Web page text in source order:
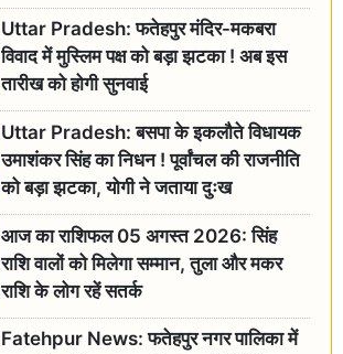
Uttar Pradesh: फतेहपुर मंदिर-मकबरा
विवाद में मुस्लिम पक्ष को बड़ा झटका ! अब इस
तारीख को होगी सुनवाई
Uttar Pradesh: बसपा के इकलौते विधायक
उमाशंकर सिंह का निधन ! पूर्वांचल की राजनीति
को बड़ा झटका, योगी ने जताया दुःख
आज का राशिफल 05 अगस्त 2026: सिंह
राशि वालों को मिलेगा सम्मान, तुला और मकर
राशि के लोग रहें सतर्क
Fatehpur News: फतेहपुर नगर पालिका में